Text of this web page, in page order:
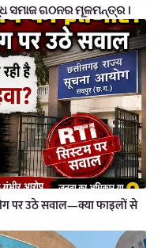
ସମାଜ ଗଠନର ମୂଳମନ୍ତ୍ର ।
पर उठे सवाल—क्या फाइलों से